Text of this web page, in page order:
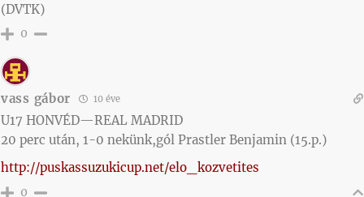
(DVTK)
0
vass gábor 10 éve
U17 HONVÉD—REAL MADRID
20 perc után, 1-0 nekünk,gól Prastler Benjamin (15.p.)
http://puskassuzukicup.net/elo_kozvetites
0